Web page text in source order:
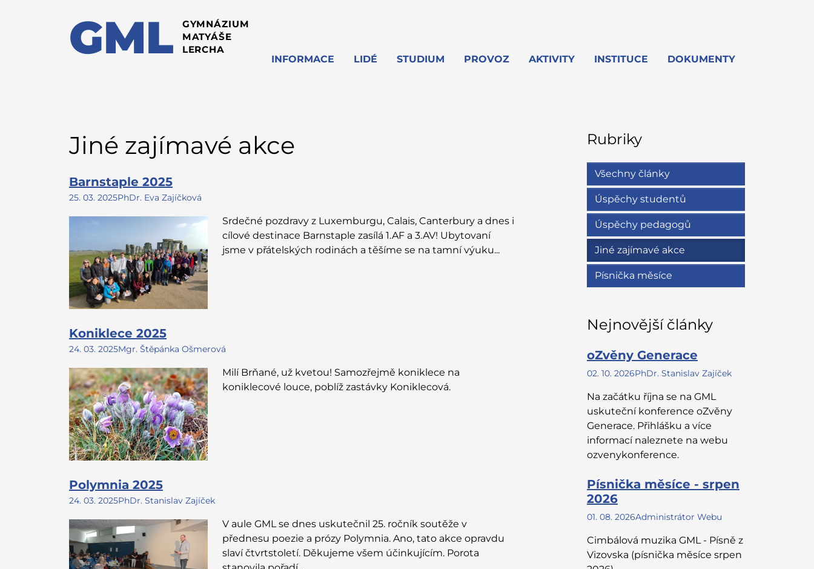
GML GYMNÁZIUM
MATYÁŠE
LERCHA
INFORMACE LIDÉ STUDIUM PROVOZ AKTIVITY INSTITUCE DOKUMENTY
Jiné zajímavé akce
Barnstaple 2025
25. 03. 2025PhDr. Eva Zajíčková
Srdečné pozdravy z Luxemburgu, Calais, Canterbury a dnes i
cílové destinace Barnstaple zasílá 1.AF a 3.AV! Ubytovaní
jsme v přátelských rodinách a těšíme se na tamní výuku...
Koniklece 2025
24. 03. 2025Mgr. Štěpánka Ošmerová
Milí Brňané, už kvetou! Samozřejmě koniklece na
koniklecové louce, poblíž zastávky Koniklecová.
Polymnia 2025
24. 03. 2025PhDr. Stanislav Zajíček
V aule GML se dnes uskutečnil 25. ročník soutěže v
přednesu poezie a prózy Polymnia. Ano, tato akce opravdu
slaví čtvrtstoletí. Děkujeme všem účinkujícím. Porota
Rubriky
Všechny články
Úspěchy studentů
Úspěchy pedagogů
Jiné zajímavé akce
Písnička měsíce
Nejnovější články
oZvěny Generace
02. 10. 2026PhDr. Stanislav Zajíček
Na začátku října se na GML
uskuteční konference oZvěny
Generace. Přihlášku a více
informací naleznete na webu
ozvenykonference.
Písnička měsíce - srpen
2026
01. 08. 2026Administrátor Webu
Cimbálová muzika GML - Písně z
Vizovska (písnička měsíce srpen